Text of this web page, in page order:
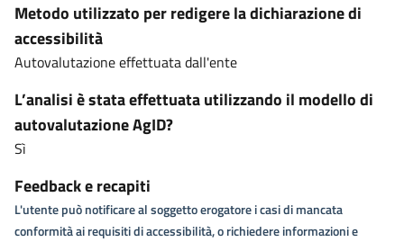
Metodo utilizzato per redigere la dichiarazione di
accessibilità
Autovalutazione effettuata dall'ente
L’analisi è stata effettuata utilizzando il modello di
autovalutazione AgID?
Sì
Feedback e recapiti
L'utente può notificare al soggetto erogatore i casi di mancata
conformità ai requisiti di accessibilità, o richiedere informazioni e